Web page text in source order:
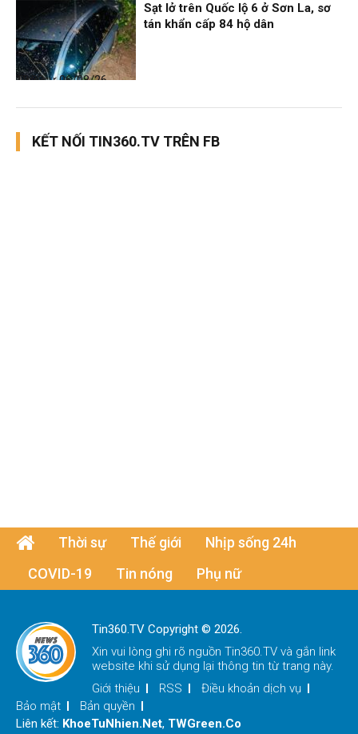
Thời sự
06/08/26, 12:33
Sạt lở trên Quốc lộ 6 ở Sơn La, sơ
tán khẩn cấp 84 hộ dân
KẾT NỐI TIN360.TV TRÊN FB
Thời sự Thế giới
Nhịp sống 24h
COVID-19
Tin nóng Phụ nữ
Tin360.TV Copyright © 2026.
Xin vui lòng ghi rõ nguồn Tin360.TV và gắn link
website khi sử dụng lại thông tin từ trang này.
Giới thiệu
RSS
Điều khoản dịch vụ
Bảo mật
Bản quyền
Liên kết: KhoeTuNhien.Net, TWGreen.Co